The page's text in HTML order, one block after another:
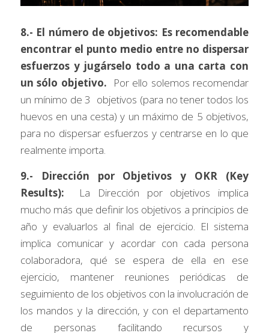
8.- El número de objetivos: Es recomendable
encontrar el punto medio entre no dispersar
esfuerzos y jugárselo todo a una carta con
un sólo objetivo.
  Por ello solemos recomendar
un mínimo de 3  objetivos (para no tener todos los
huevos en una cesta) y un máximo de 5 objetivos,
para no dispersar esfuerzos y centrarse en lo que
realmente importa.
9.- Dirección por Objetivos y OKR (Key
Results):
La Dirección por objetivos implica
mucho más que definir los objetivos a principios de
año y evaluarlos al final de ejercicio. El sistema
implica comunicar y acordar con cada persona
colaboradora, qué se espera de ella en ese
ejercicio, mantener reuniones periódicas de
seguimiento de los objetivos con la involucración de
los mandos y la dirección, y con el departamento
de personas facilitando recursos y